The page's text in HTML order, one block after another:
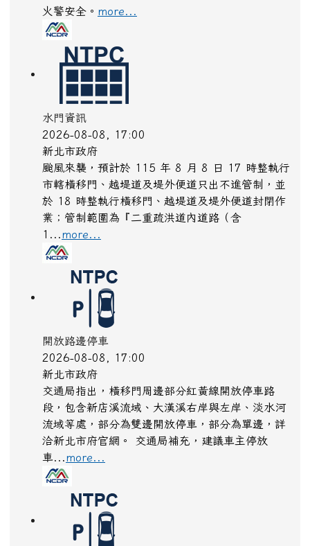
火警安全。 more...
水門資訊
2026-08-08, 17:00
新北市政府
颱風來襲，預計於 115 年 8 月 8 日 17 時整執行
市轄橫移門、越堤道及堤外便道只出不進管制，並
於 18 時整執行橫移門、越堤道及堤外便道封閉作
業；管制範圍為『二重疏洪道內道路（含
1... more...
開放路邊停車
2026-08-08, 17:00
新北市政府
交通局指出，橫移門周邊部分紅黃線開放停車路
段，包含新店溪流域、大漢溪右岸與左岸、淡水河
流域等處，部分為雙邊開放停車，部分為單邊，詳
洽新北市府官網。 交通局補充，建議車主停放
車... more...